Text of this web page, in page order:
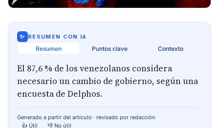
✨ RESUMEN CON IA
Resumen Puntos clave Contexto
El 87,6 % de los venezolanos considera
necesario un cambio de gobierno, según una
encuesta de Delphos.
Generado a partir del artículo · revisado por redacción
👍 Útil
👎 No útil